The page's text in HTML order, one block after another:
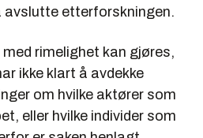
avslutte etterforskningen.
rimelighet kan gjøres,
ikke klart å avdekke
om hvilke aktører som
eller hvilke individer som